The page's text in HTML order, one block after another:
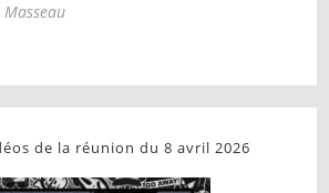
de la réunion du 8 avril 2026